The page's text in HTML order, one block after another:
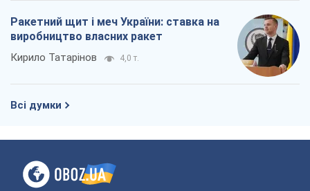
Ракетний щит і меч України: ставка на
виробництво власних ракет
Кирило Татарінов 4,0 т.
Всі думки